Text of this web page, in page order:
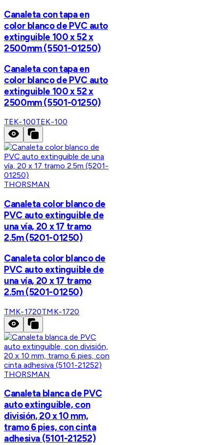
Canaleta con tapa en
color blanco de PVC auto
extinguible 100 x 52 x
2500mm (5501-01250)
Canaleta con tapa en
color blanco de PVC auto
extinguible 100 x 52 x
2500mm (5501-01250)
TEK-100TEK-100
THORSMAN
Canaleta color blanco de
PVC auto extinguible de
una vía, 20 x 17 tramo
2.5m (5201-01250)
Canaleta color blanco de
PVC auto extinguible de
una vía, 20 x 17 tramo
2.5m (5201-01250)
TMK-1720TMK-1720
THORSMAN
Canaleta blanca de PVC
auto extinguible, con
división, 20 x 10 mm,
tramo 6 pies, con cinta
adhesiva (5101-21252)